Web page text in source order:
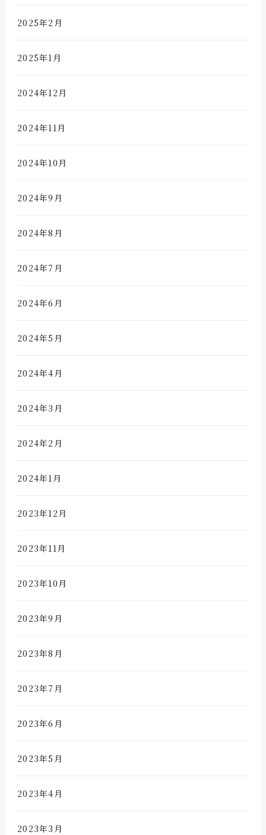
2025年2月
2025年1月
2024年12月
2024年11月
2024年10月
2024年9月
2024年8月
2024年7月
2024年6月
2024年5月
2024年4月
2024年3月
2024年2月
2024年1月
2023年12月
2023年11月
2023年10月
2023年9月
2023年8月
2023年7月
2023年6月
2023年5月
2023年4月
2023年3月